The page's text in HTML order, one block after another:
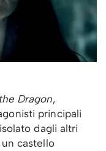
Dragon,
principali
dagli altri
castello